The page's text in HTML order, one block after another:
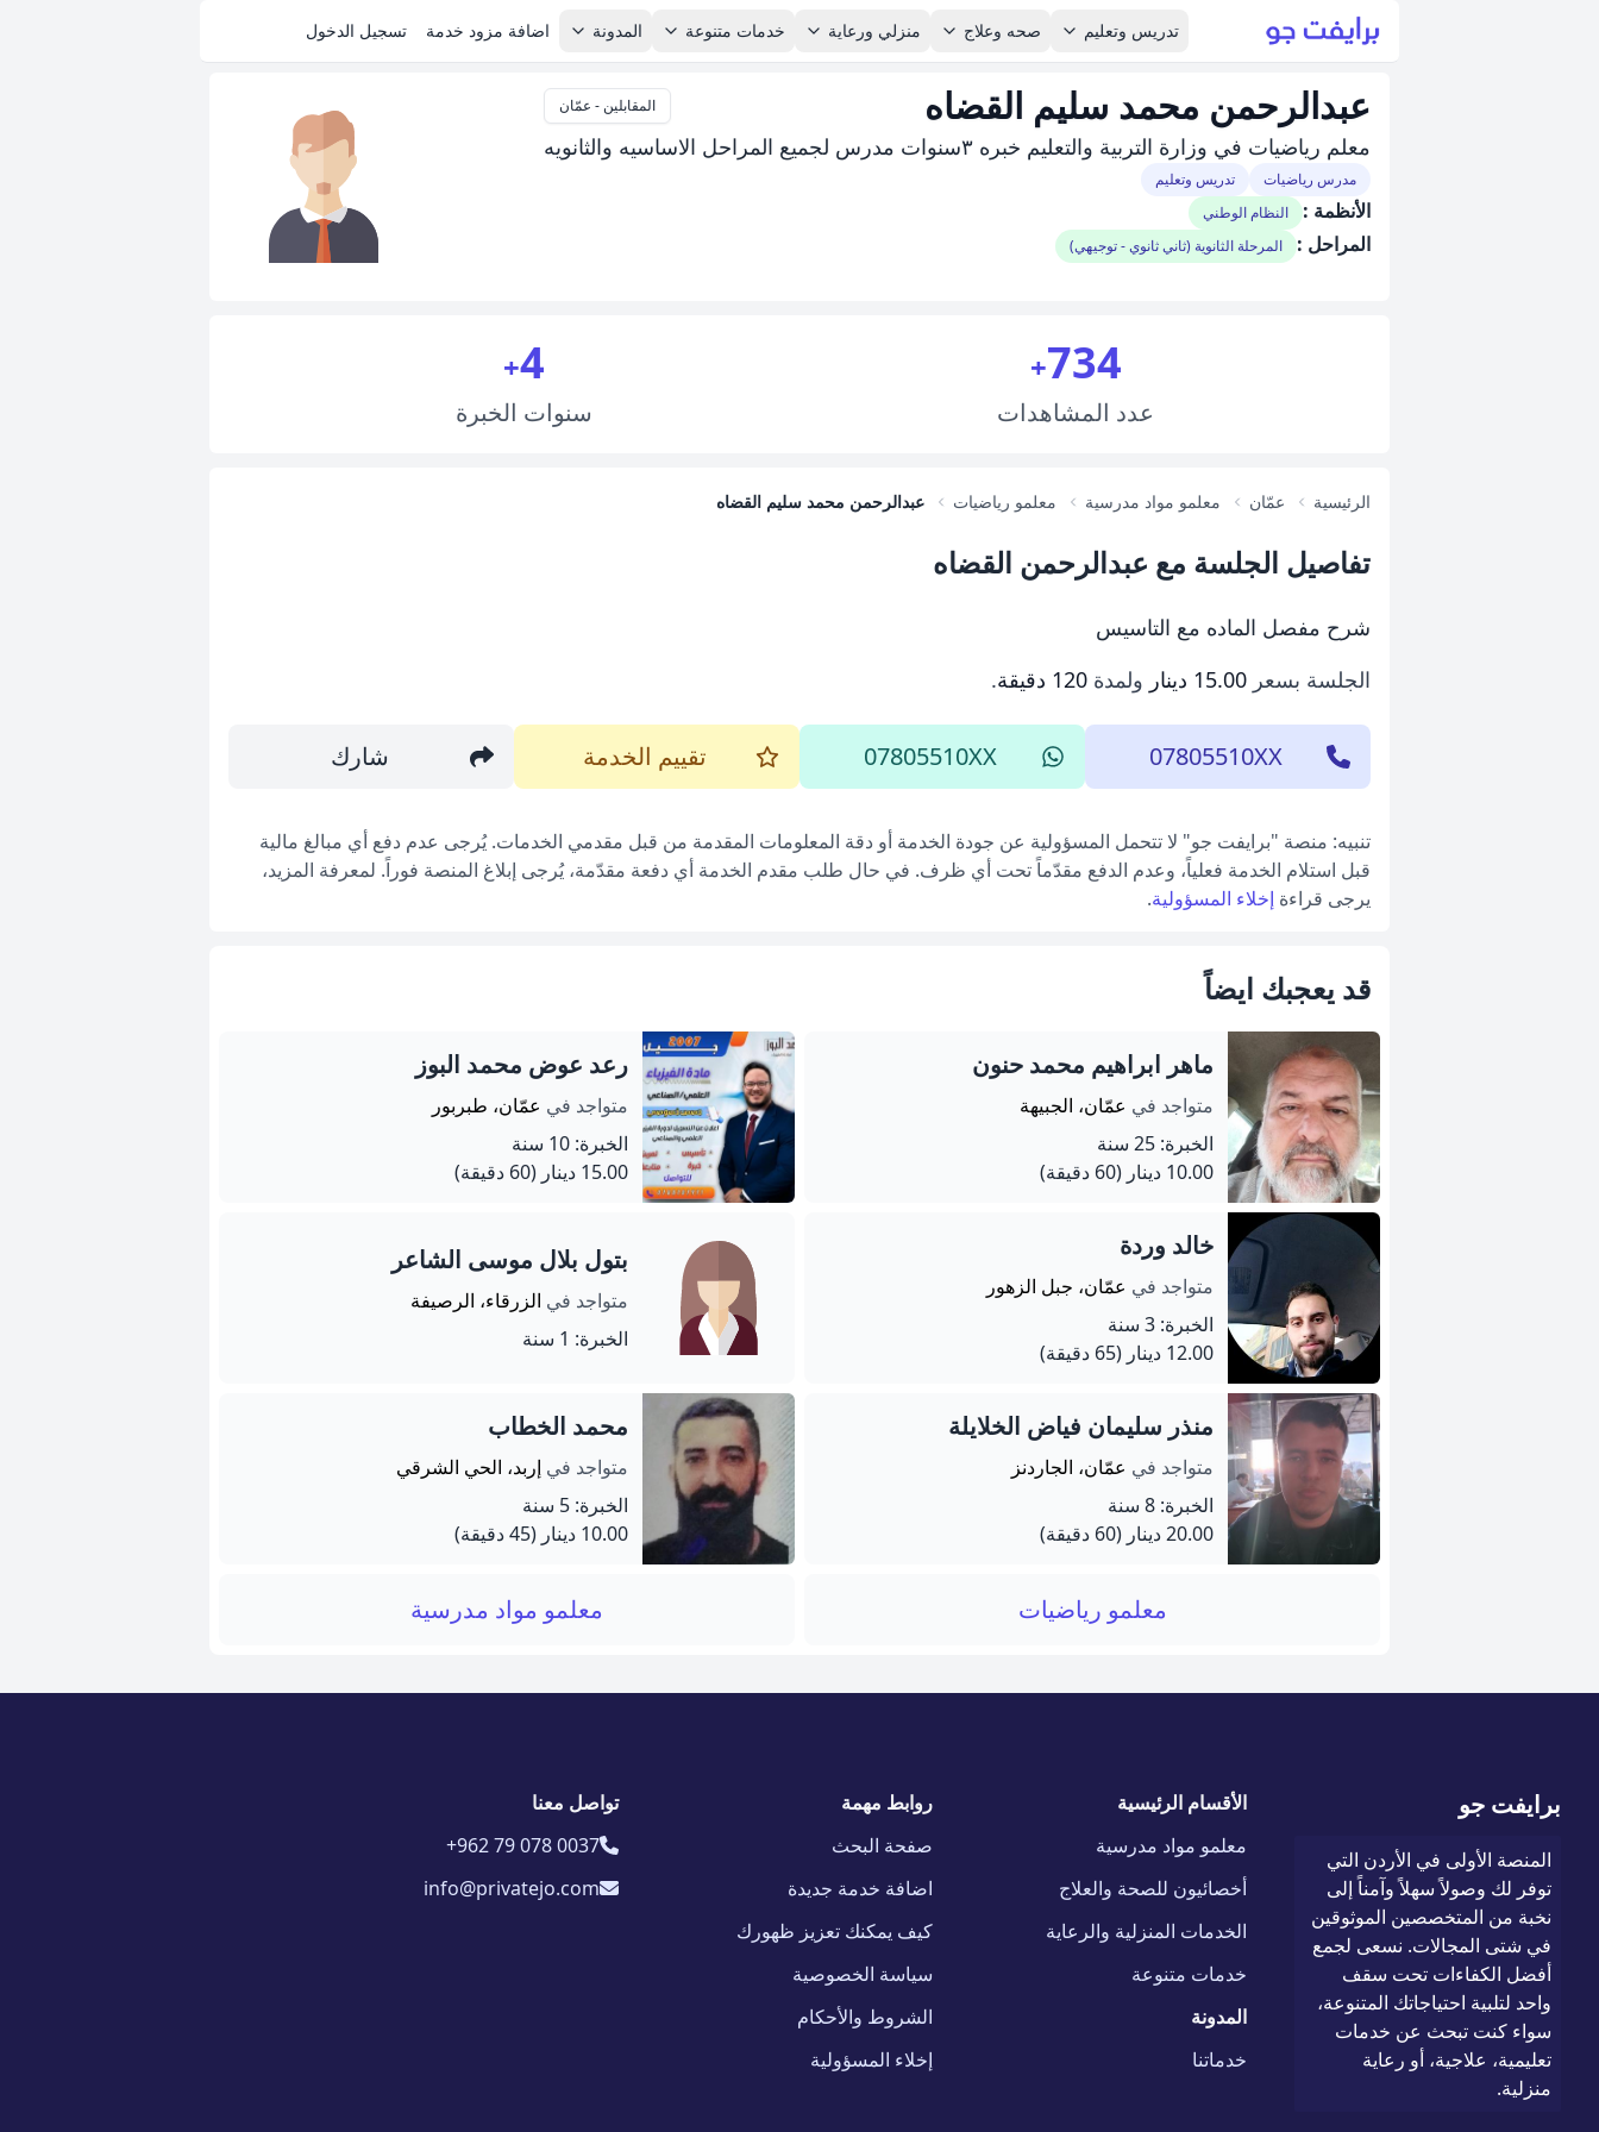
تدريس وتعليم صحه وعلاج منزلي ورعاية خدمات متنوعة المدونة اضافة مزود خدمة تسجيل الدخول
عبدالرحمن محمد سليم القضاه المقابلين - عمّان
معلم رياضيات في وزارة التربية والتعليم خبره ٣سنوات مدرس لجميع المراحل الاساسيه والثانويه
مدرس رياضيات تدريس وتعليم
الأنظمة : النظام الوطني
المراحل : المرحلة الثانوية (ثاني ثانوي - توجيهي)
734
+
عدد المشاهدات
4
+
سنوات الخبرة
الرئيسية عمّان معلمو مواد مدرسية معلمو رياضيات عبدالرحمن محمد سليم القضاه
تفاصيل الجلسة مع عبدالرحمن القضاه
شرح مفصل الماده مع التاسيس
الجلسة بسعر 15.00 دينار ولمدة 120 دقيقة .
07805510XX
07805510XX تقييم الخدمة شارك
تنبيه: منصة "برايفت جو" لا تتحمل المسؤولية عن جودة الخدمة أو دقة المعلومات المقدمة من قبل مقدمي الخدمات. يُرجى عدم دفع أي مبالغ مالية
قبل استلام الخدمة فعلياً، وعدم الدفع مقدّماً تحت أي ظرف. في حال طلب مقدم الخدمة أي دفعة مقدّمة، يُرجى إبلاغ المنصة فوراً. لمعرفة المزيد،
يرجى قراءة إخلاء المسؤولية.
قد يعجبك ايضاً
ماهر ابراهيم محمد حنون
متواجد في عمّان، الجبيهة
الخبرة: 25 سنة
10.00 دينار
(60 دقيقة)
رعد عوض محمد البوز
متواجد في عمّان، طبربور
الخبرة: 10 سنة
15.00 دينار
(60 دقيقة)
خالد وردة
متواجد في عمّان، جبل الزهور
الخبرة: 3 سنة
12.00 دينار
(65 دقيقة)
بتول بلال موسى الشاعر
متواجد في الزرقاء، الرصيفة
الخبرة: 1 سنة
منذر سليمان فياض الخلايلة
متواجد في عمّان، الجاردنز
الخبرة: 8 سنة
20.00 دينار
(60 دقيقة)
محمد الخطاب
متواجد في إربد، الحي الشرقي
الخبرة: 5 سنة
10.00 دينار
(45 دقيقة)
معلمو رياضيات معلمو مواد مدرسية
برايفت جو
المنصة الأولى في الأردن التي
توفر لك وصولاً سهلاً وآمناً إلى
نخبة من المتخصصين الموثوقين
في شتى المجالات. نسعى لجمع
أفضل الكفاءات تحت سقف
واحد لتلبية احتياجاتك المتنوعة،
سواء كنت تبحث عن خدمات
تعليمية، علاجية، أو رعاية
منزلية.
الأقسام الرئيسية
معلمو مواد مدرسية
أخصائيون للصحة والعلاج
الخدمات المنزلية والرعاية
خدمات متنوعة
المدونة
خدماتنا
روابط مهمة
صفحة البحث
اضافة خدمة جديدة
كيف يمكنك تعزيز ظهورك
سياسة الخصوصية
الشروط والأحكام
إخلاء المسؤولية
تواصل معنا
+962 79 078 0037
info@privatejo.com